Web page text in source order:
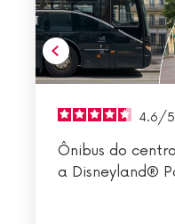
4.6/5
Ônibus do
a Disneyland®